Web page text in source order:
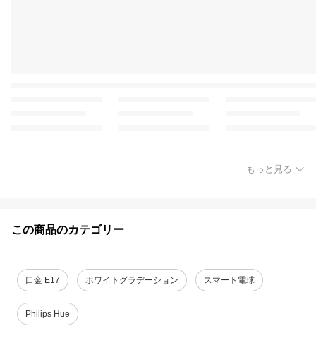
もっと見る
この商品のカテゴリー
口金 E17 ホワイトグラデーション スマート電球
Philips Hue